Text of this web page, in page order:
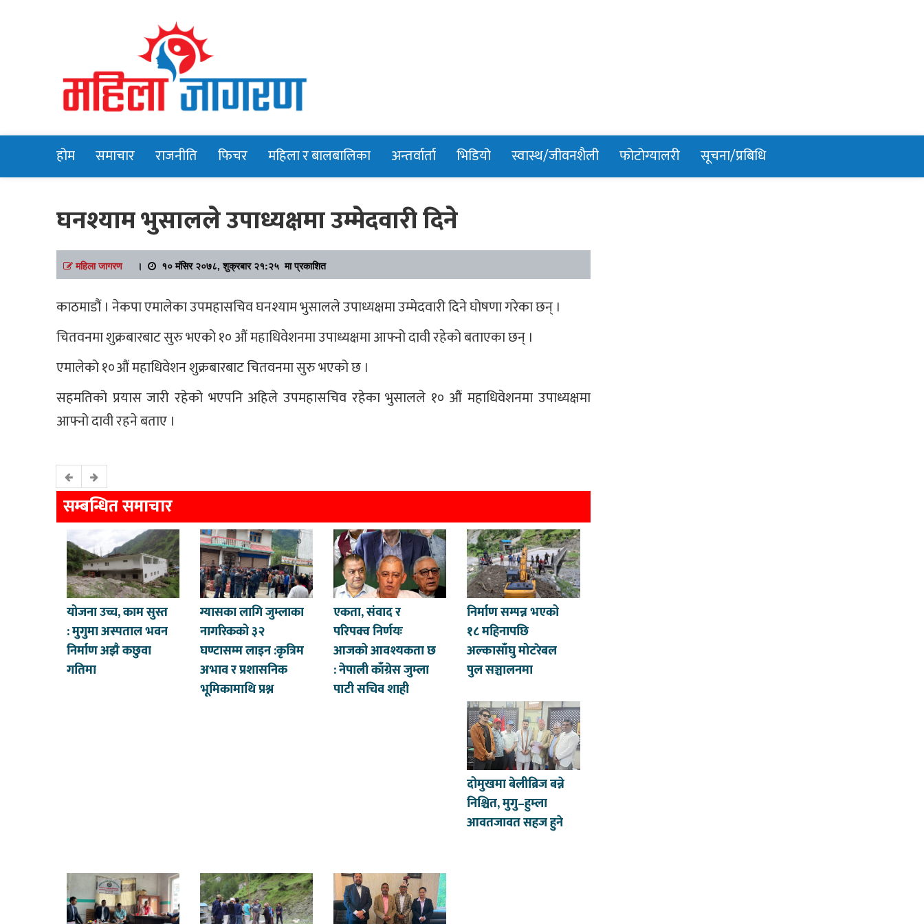
Mahilajagaran
होम समाचार राजनीति फिचर महिला र बालबालिका अन्तर्वार्ता भिडियो स्वास्थ/जीवनशैली फोटोग्यालरी सूचना/प्रबिधि
घनश्याम भुसालले उपाध्यक्षमा उम्मेदवारी दिने
महिला जागरण। १० मंसिर २०७८, शुक्रबार २१:२५ मा प्रकाशित
काठमाडौं । नेकपा एमालेका उपमहासचिव घनश्याम भुसालले उपाध्यक्षमा उम्मेदवारी दिने घोषणा गरेका छन् ।
चितवनमा शुक्रबारबाट सुरु भएको १० औं महाधिवेशनमा उपाध्यक्षमा आफ्नो दावी रहेको बताएका छन् ।
एमालेको १०औं महाधिवेशन शुक्रबारबाट चितवनमा सुरु भएको छ ।
सहमतिको प्रयास जारी रहेको भएपनि अहिले उपमहासचिव रहेका भुसालले १० औं महाधिवेशनमा उपाध्यक्षमा
आफ्नो दावी रहने बताए ।
सम्बन्धित समाचार
योजना उच्च, काम सुस्त
: मुगुमा अस्पताल भवन
निर्माण अझै कछुवा
गतिमा
ग्यासका लागि जुम्लाका
नागरिकको ३२
घण्टासम्म लाइन :कृत्रिम
अभाव र प्रशासनिक
भूमिकामाथि प्रश्न
एकता, संवाद र
परिपक्व निर्णयः
आजको आवश्यकता छ
: नेपाली काँग्रेस जुम्ला
पाटी सचिव शाही
निर्माण सम्पन्न भएको
१८ महिनापछि
अल्कासाँघु मोटरेबल
पुल सञ्चालनमा
दोमुखमा बेलीब्रिज बन्ने
निश्चित, मुगु–हुम्ला
आवतजावत सहज हुने